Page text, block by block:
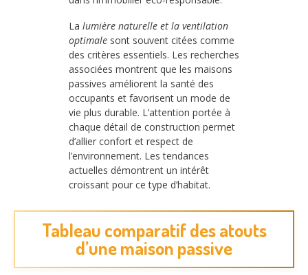
La lumière naturelle et la ventilation
optimale sont souvent citées comme
des critères essentiels. Les recherches
associées montrent que les maisons
passives améliorent la santé des
occupants et favorisent un mode de
vie plus durable. L’attention portée à
chaque détail de construction permet
d’allier confort et respect de
l’environnement. Les tendances
actuelles démontrent un intérêt
croissant pour ce type d’habitat.
Tableau comparatif des atouts
d’une maison passive